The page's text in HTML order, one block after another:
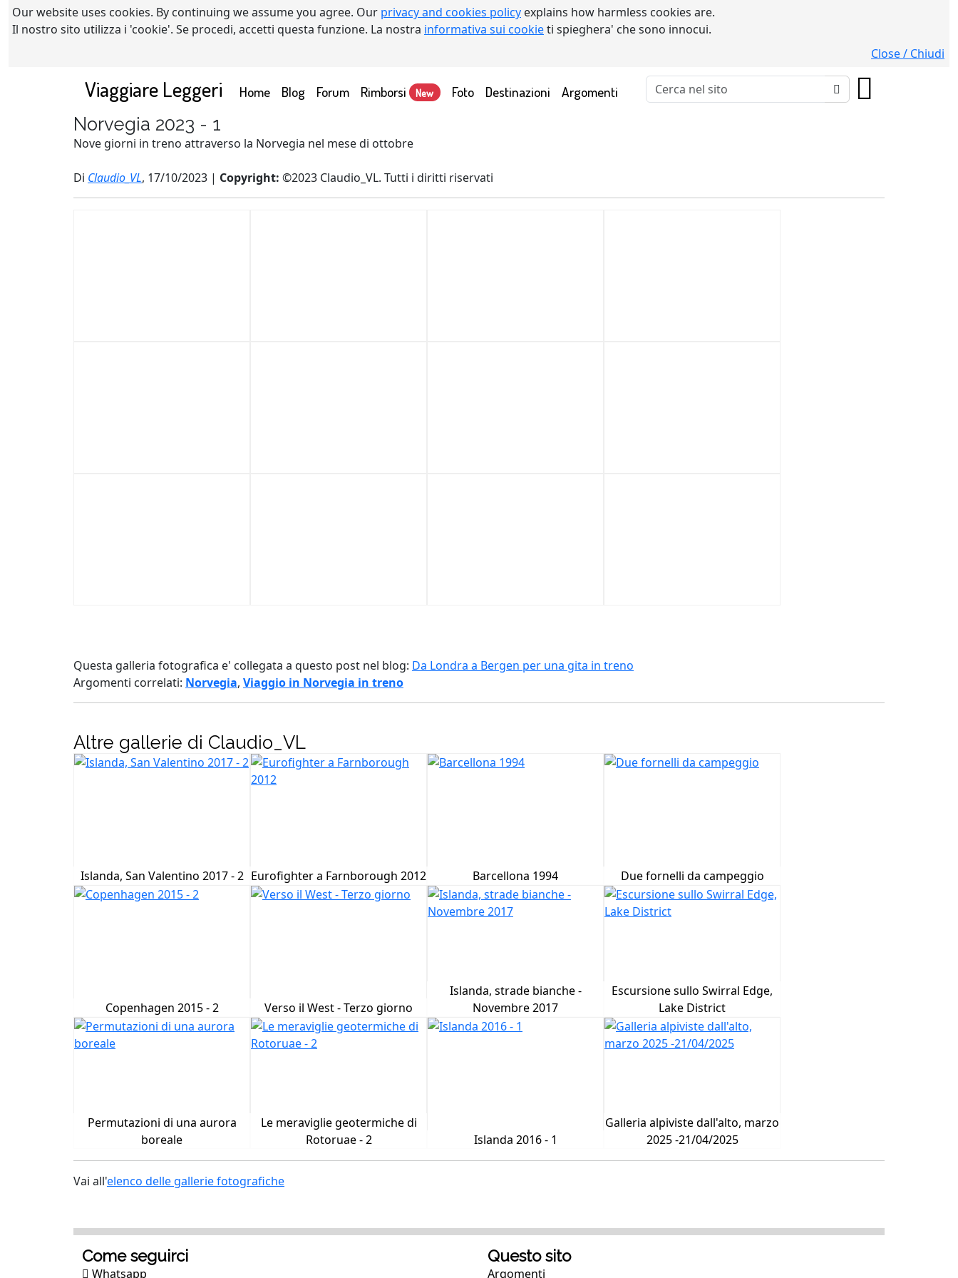
Our website uses cookies. By continuing we assume you agree. Our privacy and cookies policy explains how harmless cookies are.
Il nostro sito utilizza i 'cookie'. Se procedi, accetti questa funzione. La nostra informativa sui cookieti spieghera' che sono innocui.
Close / Chiudi
Viaggiare Leggeri Home(current)
Blog Forum Rimborsi New Foto Destinazioni Argomenti
Norvegia 2023 - 1
Nove giorni in treno attraverso la Norvegia nel mese di ottobre
Di Claudio_VL, 17/10/2023 | Copyright: ©2023 Claudio_VL. Tutti i diritti riservati
Questa galleria fotografica e' collegata a questo post nel blog: Da Londra a Bergen per una gita in treno
Argomenti correlati: Norvegia, Viaggio in Norvegia in treno
Altre gallerie di Claudio_VL
Islanda, San Valentino 2017 - 2 Eurofighter a Farnborough 2012 Barcellona 1994 Due fornelli da campeggio
Copenhagen 2015 - 2 Verso il West - Terzo giorno
Islanda, strade bianche -
Novembre 2017
Escursione sullo Swirral Edge,
Lake District
Permutazioni di una aurora
boreale
Le meraviglie geotermiche di
Rotoruae - 2
Islanda 2016 - 1
Galleria alpiviste dall'alto, marzo
2025 -21/04/2025
Vai all'elenco delle gallerie fotografiche
Come seguirci
Whatsapp
Questo sito
Argomenti